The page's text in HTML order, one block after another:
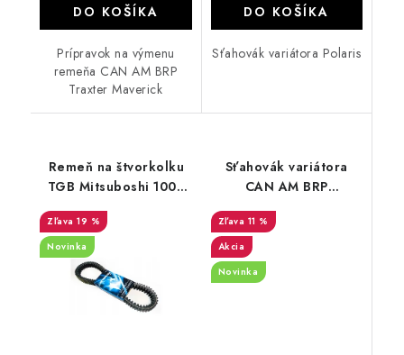
DO KOŠÍKA
Prípravok na výmenu
remeňa CAN AM BRP
Traxter Maverick
DO KOŠÍKA
Sťahovák variátora Polaris
Remeň na štvorkolku
TGB Mitsuboshi 1000
19 %
Novinka
Sťahovák variátora
CAN AM BRP
Traxter
11 %
Akcia
Novinka